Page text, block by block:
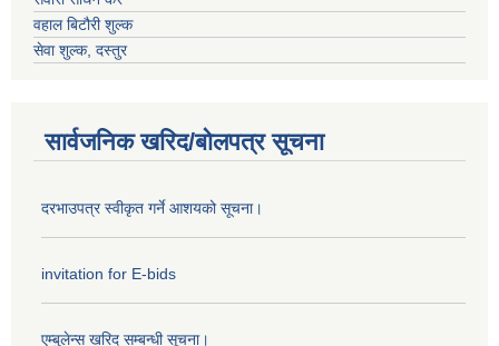
वहाल बिटौरी शुल्क
सेवा शुल्क, दस्तुर
सार्वजनिक खरिद/बोलपत्र सूचना
दरभाउपत्र स्वीकृत गर्ने आशयको सूचना।
invitation for E-bids
एम्बुलेन्स खरिद सम्बन्धी सूचना।